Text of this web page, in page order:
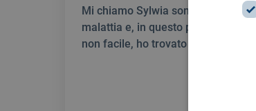
Mi chiamo Sylwia sono stata
malattia e, in questo percorso
non facile, ho trovato un’assistenza